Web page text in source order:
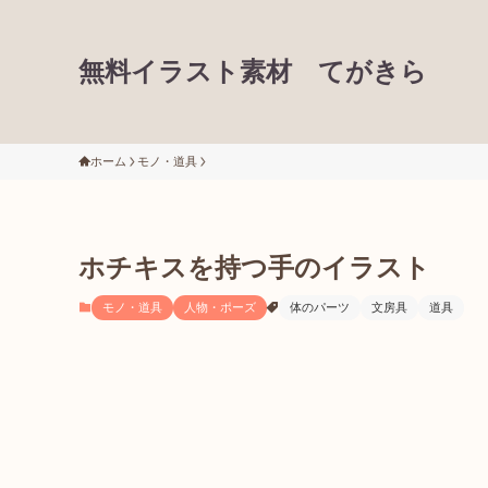
無料イラスト素材 てがきら
ホーム モノ・道具
ホチキスを持つ手のイラスト
モノ・道具 人物・ポーズ 体のパーツ 文房具 道具